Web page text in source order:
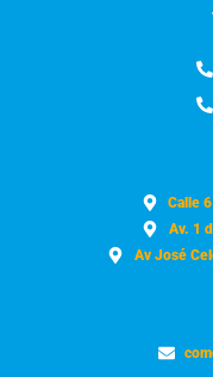
Calle
Av. 1
Av José